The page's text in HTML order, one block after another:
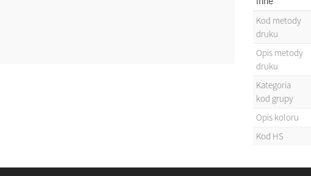
Kod metody
druku
Opis metody
druku
Kategoria
kod grupy
Opis koloru
Kod HS